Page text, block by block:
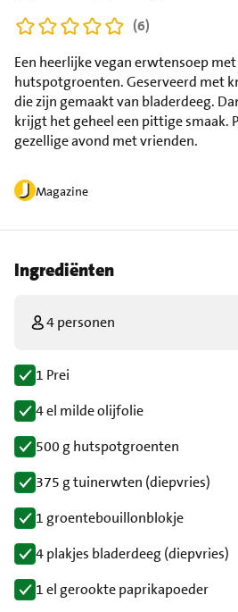
Magazine
Een heerlijke vegan erwtensoep
hutspotgroenten. Geserveerd met
die zijn gemaakt van bladerdeeg.
krijgt het geheel een pittige smaak.
gezellige avond met vrienden.
(6)
Ingrediënten
4 personen
1 Prei
4 el milde olijfolie
500 g hutspotgroenten
375 g tuinerwten (diepvries)
1 groentebouillonblokje
4 plakjes bladerdeeg (diepvries)
1 el gerookte paprikapoeder